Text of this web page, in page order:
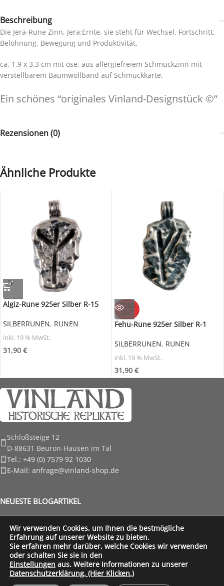
Beschreibung
Die Jera-Rune Zinn, Jera:Ernte, sie steht für Wechsel, Fortschritt,
Belohnung, Bewegung und Produktivität,
ca. 1,9 x 3,3 cm mit öse, aus allergiefreiem Schmuckzinn mit
verstellbarem Baumwollband auf Schmuckkarte.
Ein schönes “originales Vinland-Designstück ©”
Rezensionen (0)
Ähnliche Produkte
Algiz-Rune 925er Silber R-15
SILBERRUNEN, RUNEN
inkl. 19 % MwSt.
31,90 €
SOLD
OUT
Fehu-Rune 925er Silber R-1
SILBERRUNEN, RUNEN
inkl. 19 % MwSt.
31,90 €
Schloßsteige 12
D-88631 Beuron-Hausen im Tal
Tel.: +49 (0) 7579 92 1030
E-Mail: anfrage@vinland-shop.de
NEUESTE BLOGARTIKEL
FÜR UNSERE KUNDEN
Vinland Shop Created byWordpressagentur
Wir verwenden Cookies, um Ihnen die bestmögliche
Erfahrung auf unserer Website zu bieten.
Sie erfahren mehr darüber, welche Cookies wir verwenden
oder schalten Sie sie in den
Einstellungen aus. Weitere Informationen zu unserer
Datenschutzerklärung. (Hier Klicken.)